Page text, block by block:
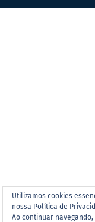
Utilizamos cookies
nossa Política de
Ao continuar